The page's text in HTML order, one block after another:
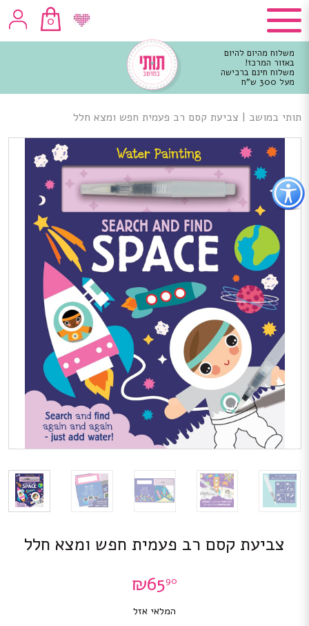
כפתור
לפתיחת
תפריט
נגישות
0
משלוח מהיום להיום
באזור המרכז!
משלוח חינם ברכישה
מעל 300 ש"ח
מרכזי
תותי במושב | צביעת קסם רב פעמית חפש ומצא חלל
צביעת קסם רב פעמית חפש ומצא חלל
₪6590
המלאי אזל